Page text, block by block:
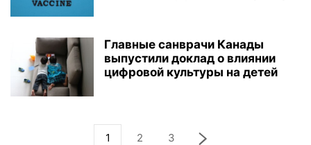
Главные санврачи Канады
выпустили доклад о влиянии
цифровой культуры на детей
1 2 3